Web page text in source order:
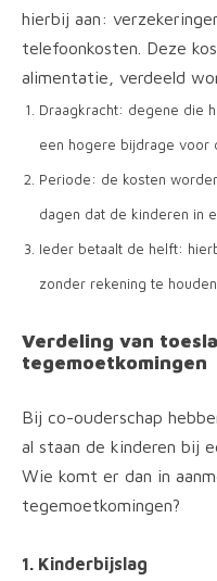
hierbij aan:
telefoonkosten. Deze
alimentatie, verdeeld
Draagkracht: degene die
een hogere bijdrage voor
Periode: de kosten
dagen dat de kinderen in
Ieder betaalt de helft:
zonder rekening te
Verdeling van
tegemoetkomingen
Bij co-ouderschap
al staan de kinderen bij
Wie komt er dan in
tegemoetkomingen?
1. Kinderbijslag